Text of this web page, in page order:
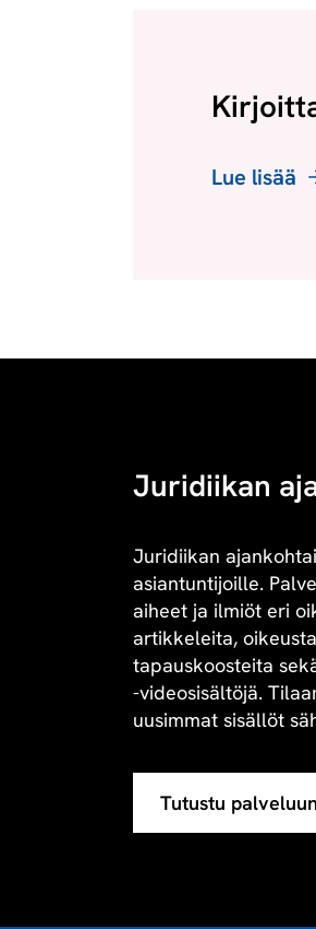
Lue lisää
Juridiikan
Juridiikan
asiantuntijoille.
aiheet ja ilmiöt eri
artikkeleita,
tapauskoosteita
-videosisältöjä.
uusimmat sisällöt
Tutustu palveluun